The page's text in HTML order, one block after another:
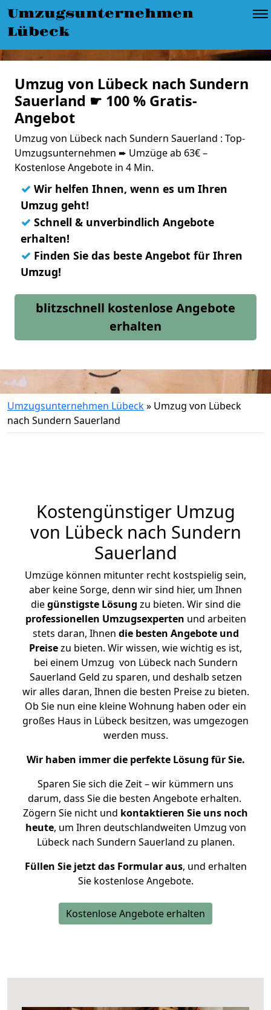
Umzugsunternehmen
Lübeck
Umzug von Lübeck nach Sundern
Sauerland ☛ 100 % Gratis-
Angebot
Umzug von Lübeck nach Sundern Sauerland : Top-
Umzugsunternehmen ➨ Umzüge ab 63€ –
Kostenlose Angebote in 4 Min.
✓ Wir helfen Ihnen, wenn es um Ihren
Umzug geht!
✓ Schnell & unverbindlich Angebote
erhalten!
✓ Finden Sie das beste Angebot für Ihren
Umzug!
blitzschnell kostenlose Angebote
erhalten
Umzugsunternehmen Lübeck» Umzug von Lübeck
nach Sundern Sauerland
Kostengünstiger Umzug
von Lübeck nach Sundern
Sauerland
Umzüge können mitunter recht kostspielig sein,
aber keine Sorge, denn wir sind hier, um Ihnen
diegünstigste Lösung zu bieten. Wir sind die
professionellen Umzugsexperten und arbeiten
stets daran, Ihnen die besten Angebote und
Preisezu bieten. Wir wissen, wie wichtig es ist,
bei einem Umzug von Lübeck nach Sundern
Sauerland Geld zu sparen, und deshalb setzen
wir alles daran, Ihnen die besten Preise zu bieten.
Ob Sie nun eine kleine Wohnung haben oder ein
großes Haus in Lübeck besitzen, was umgezogen
werden muss.
Wir haben immer die perfekte Lösung für Sie.
Sparen Sie sich die Zeit – wir kümmern uns
darum, dass Sie die besten Angebote erhalten.
Zögern Sie nicht und kontaktieren Sie uns noch
heute, um Ihren deutschlandweiten Umzug von
Lübeck nach Sundern Sauerland zu planen.
Füllen Sie jetzt das Formular aus, und erhalten
Sie kostenlose Angebote.
Kostenlose Angebote erhalten